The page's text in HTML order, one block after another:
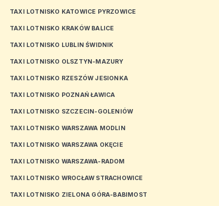
TAXI LOTNISKO KATOWICE PYRZOWICE
TAXI LOTNISKO KRAKÓW BALICE
TAXI LOTNISKO LUBLIN ŚWIDNIK
TAXI LOTNISKO OLSZTYN-MAZURY
TAXI LOTNISKO RZESZÓW JESIONKA
TAXI LOTNISKO POZNAŃ ŁAWICA
TAXI LOTNISKO SZCZECIN-GOLENIÓW
TAXI LOTNISKO WARSZAWA MODLIN
TAXI LOTNISKO WARSZAWA OKĘCIE
TAXI LOTNISKO WARSZAWA-RADOM
TAXI LOTNISKO WROCŁAW STRACHOWICE
TAXI LOTNISKO ZIELONA GÓRA-BABIMOST